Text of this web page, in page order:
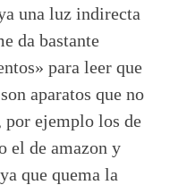
una luz indirecta
da bastante
para leer que
aparatos que no
ejemplo los de
el de amazon y
que quema la